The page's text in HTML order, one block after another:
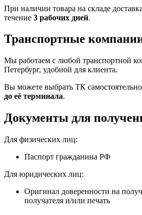
При наличии товара на складе
течение 3 рабочих дней.
Транспортные
Мы работаем с любой транспортной
Петербург, удобной для клиента.
Вы можете выбрать ТК
до её терминала.
Документы для
Для физических лиц:
Паспорт гражданина РФ
Для юридических лиц:
Оригинал доверенности на
получателя и/или печать